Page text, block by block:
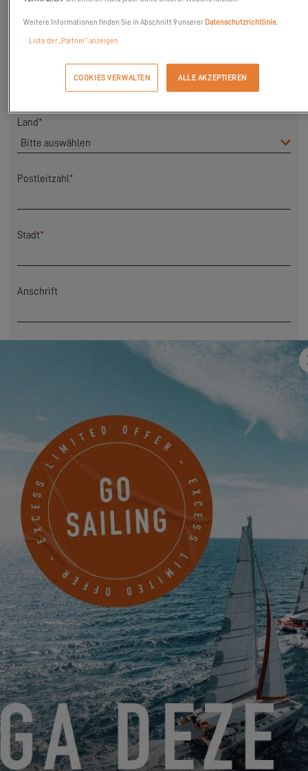
*
Land *
Postleitzahl*
Stadt*
Anschrift
Haben Sie uns etwas mitzuteilen?
Ich möchte über Neuigkeiten, Veranstaltungen und
Angebote von EXCESS auf elektronischem Wege informiert
werden.
Friendly Captcha
Die Bearbeitung Ihrer Anfrage erfordert die Übertragung der in
den Pflichtfeldern dieses Formulars eingegebenen
persönlichen Daten an den von Ihnen ausgewählten Händler,
damit dieser sich mit Ihnen in Verbindung setzen kann. Durch
Klicken auf die Schaltfläche „ABSENDEN“ bestätigen Sie Ihr
Einverständnis mit der Übertragung dieser Daten.
Weitere Informationen finden Sie in Abschnitt 9 unserer Datenschutzrichtlinie
Liste der „Partner“ anzeigen
COOKIES VERWALTEN ALLE AKZEPTIEREN